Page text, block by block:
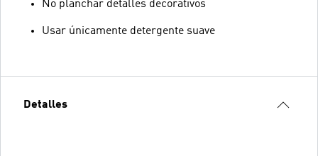
No planchar detalles decorativos
Usar únicamente detergente suave
Detalles